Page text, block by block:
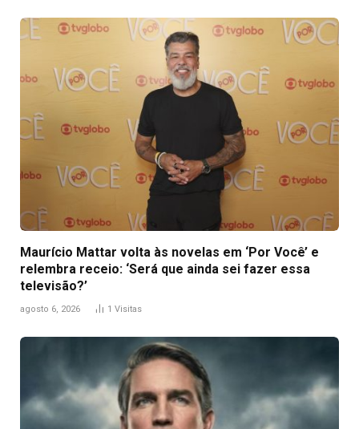
Maurício Mattar volta às novelas em ‘Por Você’ e
relembra receio: ‘Será que ainda sei fazer essa
televisão?’
agosto 6, 2026 1 Visitas